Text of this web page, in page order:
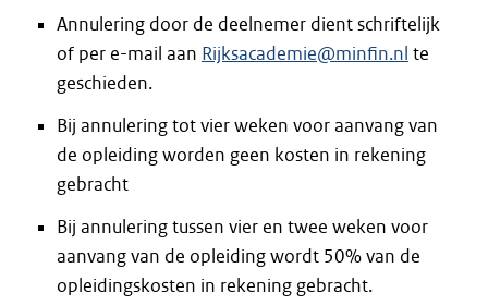
Annulering door de deelnemer dient schriftelijk
of per e-mail aan Rijksacademie@minfin.nl te
geschieden.
Bij annulering tot vier weken voor aanvang van
de opleiding worden geen kosten in rekening
gebracht
Bij annulering tussen vier en twee weken voor
aanvang van de opleiding wordt 50% van de
opleidingskosten in rekening gebracht.